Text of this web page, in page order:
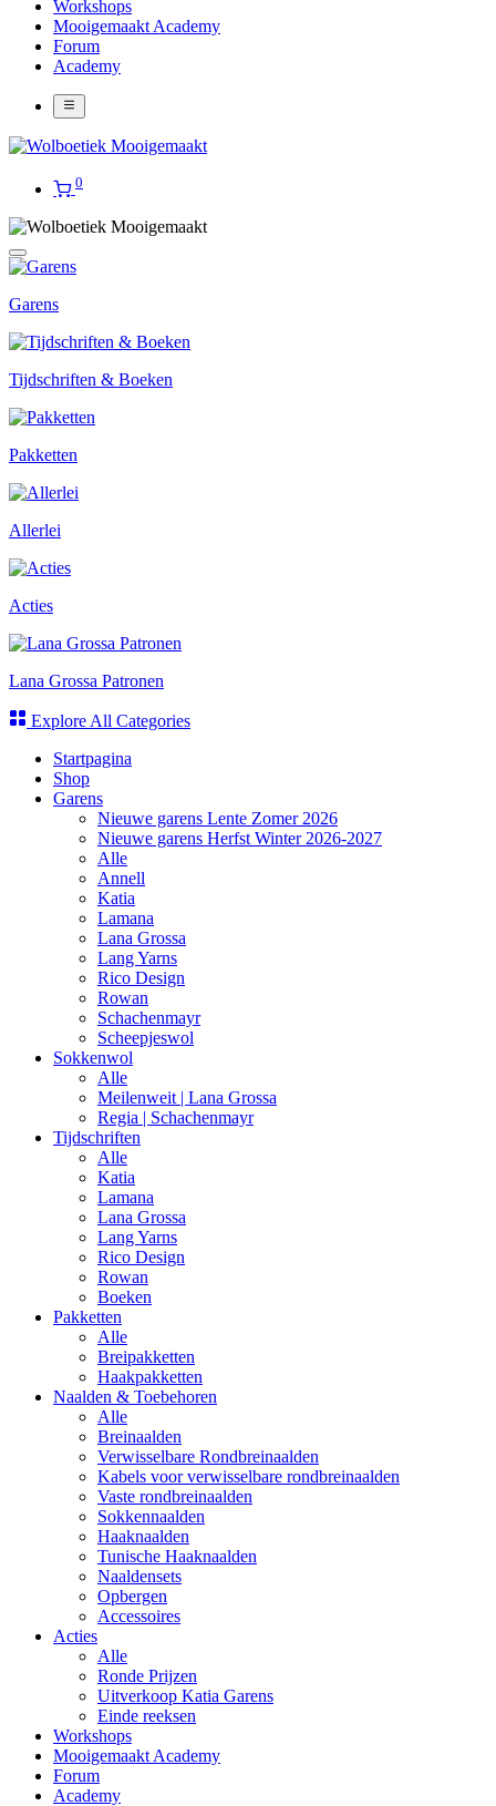
Workshops
Mooigemaakt Academy
Forum
Academy
0
Garens
Tijdschriften & Boeken
Pakketten
Allerlei
Acties
Lana Grossa Patronen
Explore All Categories
Startpagina
Shop
Garens
Nieuwe garens Lente Zomer 2026
Nieuwe garens Herfst Winter 2026-2027
Alle
Annell
Katia
Lamana
Lana Grossa
Lang Yarns
Rico Design
Rowan
Schachenmayr
Scheepjeswol
Sokkenwol
Alle
Meilenweit | Lana Grossa
Regia | Schachenmayr
Tijdschriften
Alle
Katia
Lamana
Lana Grossa
Lang Yarns
Rico Design
Rowan
Boeken
Pakketten
Alle
Breipakketten
Haakpakketten
Naalden & Toebehoren
Alle
Breinaalden
Verwisselbare Rondbreinaalden
Kabels voor verwisselbare rondbreinaalden
Vaste rondbreinaalden
Sokkennaalden
Haaknaalden
Tunische Haaknaalden
Naaldensets
Opbergen
Accessoires
Acties
Alle
Ronde Prijzen
Uitverkoop Katia Garens
Einde reeksen
Workshops
Mooigemaakt Academy
Forum
Academy